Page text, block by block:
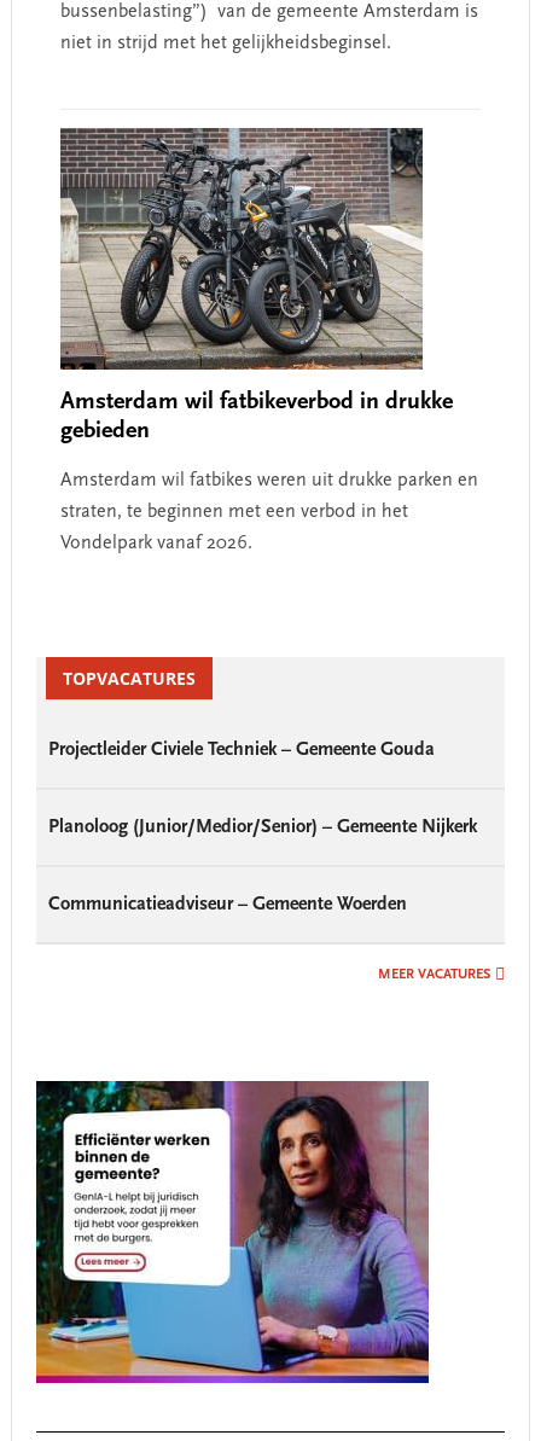
bussenbelasting”) van de gemeente Amsterdam is
niet in strijd met het gelijkheidsbeginsel.
Amsterdam wil fatbikeverbod in drukke
gebieden
Amsterdam wil fatbikes weren uit drukke parken en
straten, te beginnen met een verbod in het
Vondelpark vanaf 2026.
SidebarTOPVACATURES
Projectleider Civiele Techniek – Gemeente Gouda
Planoloog (Junior/Medior/Senior) – Gemeente Nijkerk
Communicatieadviseur – Gemeente Woerden
MEER VACATURES